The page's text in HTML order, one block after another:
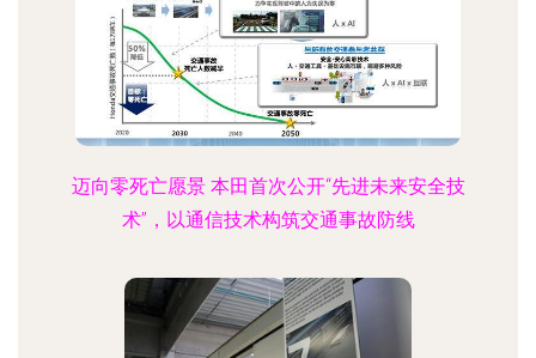
迈向零死亡愿景 本田首次公开“先进未来安全技
术”，以通信技术构筑交通事故防线